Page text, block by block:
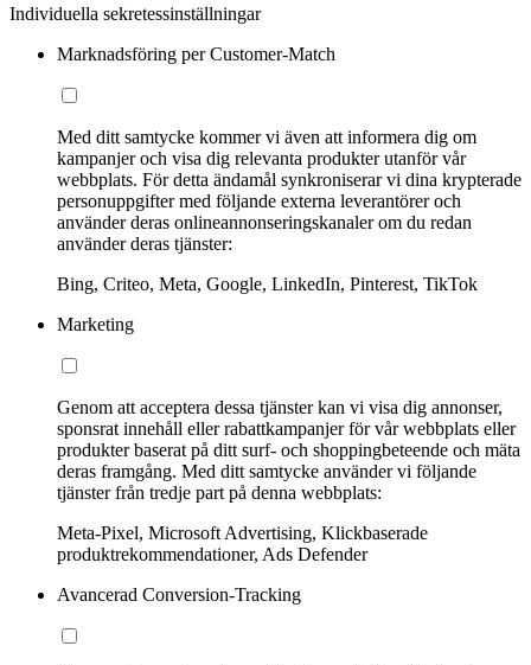
Individuella sekretessinställningar
Marknadsföring per Customer-Match
Med ditt samtycke kommer vi även att informera dig om
kampanjer och visa dig relevanta produkter utanför vår
webbplats. För detta ändamål synkroniserar vi dina krypterade
personuppgifter med följande externa leverantörer och
använder deras onlineannonseringskanaler om du redan
använder deras tjänster:
Bing, Criteo, Meta, Google, LinkedIn, Pinterest, TikTok
Marketing
Genom att acceptera dessa tjänster kan vi visa dig annonser,
sponsrat innehåll eller rabattkampanjer för vår webbplats eller
produkter baserat på ditt surf- och shoppingbeteende och mäta
deras framgång. Med ditt samtycke använder vi följande
tjänster från tredje part på denna webbplats:
Meta-Pixel, Microsoft Advertising, Klickbaserade
produktrekommendationer, Ads Defender
Avancerad Conversion-Tracking